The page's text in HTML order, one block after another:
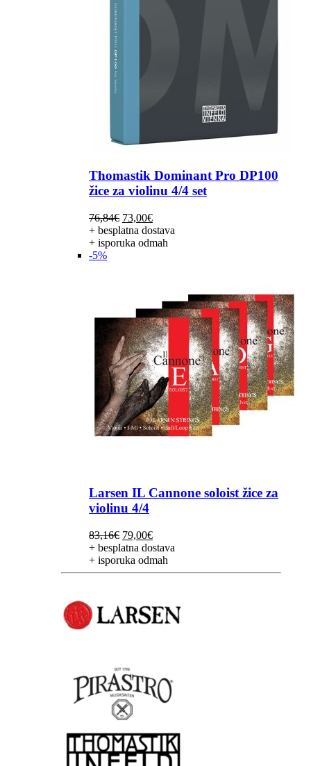
Thomastik Dominant Pro DP100
žice za violinu 4/4 set
76,84€ Izvorna
cijena
bila
73,00€Trenutna
cijena
je:
+ besplatna dostava
+ isporuka odmah
-5%
Larsen IL Cannone soloist žice za
violinu 4/4
83,16€ Izvorna
cijena
bila
je:
79,00€Trenutna
cijena
je:
79,00€.
+ besplatna dostava
+ isporuka odmah